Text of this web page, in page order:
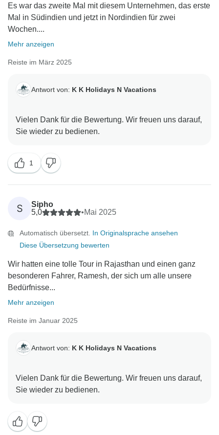
Es war das zweite Mal mit diesem Unternehmen, das erste
Mal in Südindien und jetzt in Nordindien für zwei
Wochen....
Mehr anzeigen
Reiste im März 2025
Antwort von: K K Holidays N Vacations
Vielen Dank für die Bewertung. Wir freuen uns darauf,
1
S
Sipho
5,0
•Mai 2025
Automatisch übersetzt. In Originalsprache ansehen
Diese Übersetzung bewerten
Wir hatten eine tolle Tour in Rajasthan und einen ganz
besonderen Fahrer, Ramesh, der sich um alle unsere
Bedürfnisse...
Mehr anzeigen
Reiste im Januar 2025
Antwort von: K K Holidays N Vacations
Vielen Dank für die Bewertung. Wir freuen uns darauf,